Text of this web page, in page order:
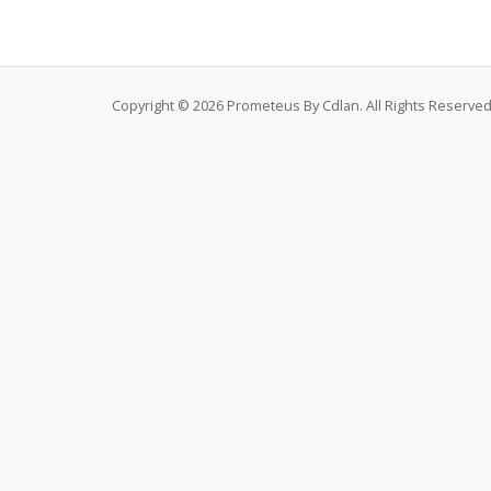
Copyright © 2026 Prometeus By Cdlan. All Rights